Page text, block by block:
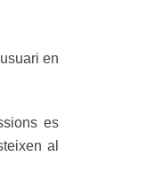
en
es
al